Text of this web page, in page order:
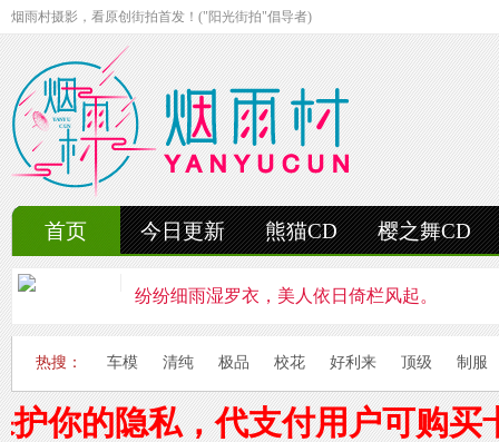
烟雨村摄影，看原创街拍首发！("阳光街拍"倡导者)
首页 今日更新 熊猫CD 樱之舞CD
纷纷细雨湿罗衣，美人依日倚栏风起。
轻抚细雨洒红楼，美人徐步舞花楸。
妍姿如水舞雨涵，美人翩然走湖畔。
热搜： 车模 清纯 极品 校花 好利来 顶级 制服
你的隐私，代支付用户可购买